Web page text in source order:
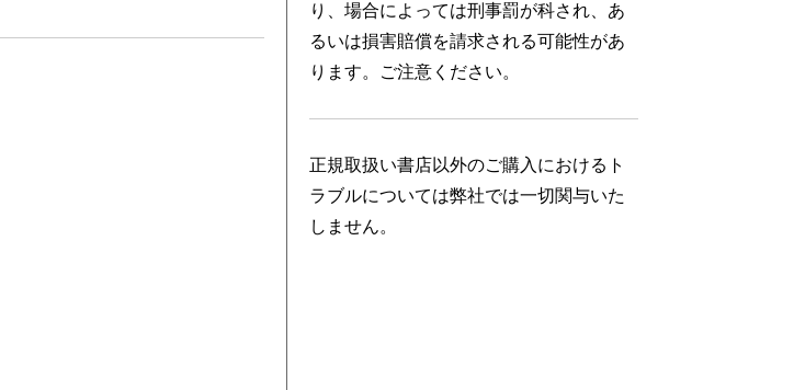
り、場合によっては刑事罰が科され、あ
るいは損害賠償を請求される可能性があ
ります。ご注意ください。
正規取扱い書店以外のご購入におけるト
ラブルについては弊社では一切関与いた
しません。